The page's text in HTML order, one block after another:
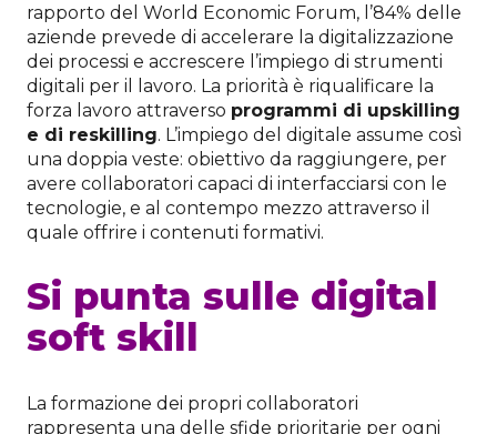
rapporto del World Economic Forum, l’84% delle
aziende prevede di accelerare la digitalizzazione
dei processi e accrescere l’impiego di strumenti
digitali per il lavoro. La priorità è riqualificare la
forza lavoro attraverso programmi di upskilling
e di reskilling. L’impiego del digitale assume così
una doppia veste: obiettivo da raggiungere, per
avere collaboratori capaci di interfacciarsi con le
tecnologie, e al contempo mezzo attraverso il
quale offrire i contenuti formativi.
Si punta sulle digital
soft skill
La formazione dei propri collaboratori
rappresenta una delle sfide prioritarie per ogni